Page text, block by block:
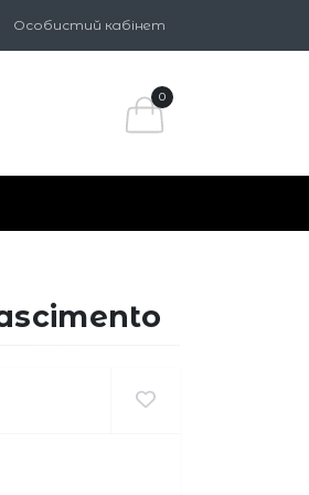
Особистий кабінет
0